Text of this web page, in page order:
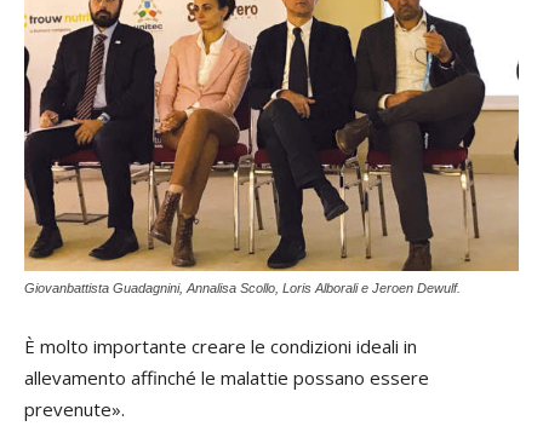
Giovanbattista Guadagnini, Annalisa Scollo, Loris Alborali e Jeroen Dewulf.
È molto importante creare le condizioni ideali in
allevamento affinché le malattie possano essere
prevenute».